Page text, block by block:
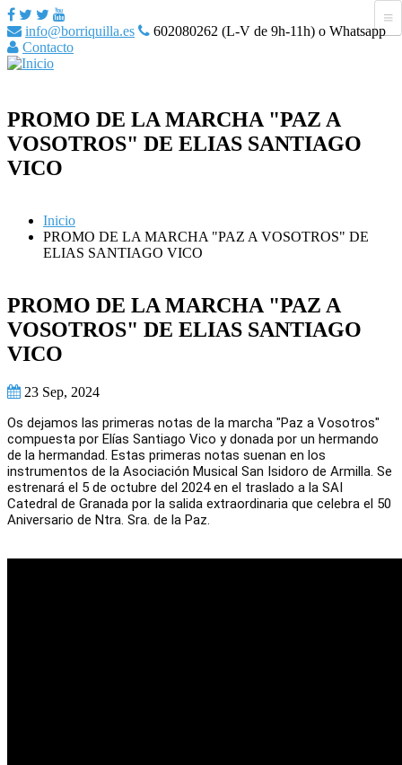
info@borriquilla.es
602080262 (L-V de 9h-11h) o Whatsapp
Contacto
PROMO DE LA MARCHA "PAZ A
VOSOTROS" DE ELIAS SANTIAGO
VICO
Inicio
PROMO DE LA MARCHA "PAZ A VOSOTROS" DE
ELIAS SANTIAGO VICO
PROMO DE LA MARCHA "PAZ A
VOSOTROS" DE ELIAS SANTIAGO
VICO
23 Sep, 2024
Os dejamos las primeras notas de la marcha "Paz a Vosotros"
compuesta por Elías Santiago Vico y donada por un hermando
de la hermandad. Estas primeras notas suenan en los
instrumentos de la Asociación Musical San Isidoro de Armilla. Se
estrenará el 5 de octubre del 2024 en el traslado a la SAI
Catedral de Granada por la salida extraordinaria que celebra el 50
Aniversario de Ntra. Sra. de la Paz.